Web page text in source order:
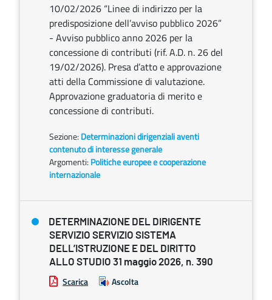
10/02/2026 “Linee di indirizzo per la
predisposizione dell’avviso pubblico 2026”
- Avviso pubblico anno 2026 per la
concessione di contributi (rif. A.D. n. 26 del
19/02/2026). Presa d’atto e approvazione
atti della Commissione di valutazione.
Approvazione graduatoria di merito e
concessione di contributi.
Sezione: Determinazioni dirigenziali aventi
contenuto di interesse generale
Argomenti: Politiche europee e cooperazione
internazionale
DETERMINAZIONE DEL DIRIGENTE
SERVIZIO SERVIZIO SISTEMA
DELL’ISTRUZIONE E DEL DIRITTO
ALLO STUDIO 31 maggio 2026, n. 390
Scarica Ascolta